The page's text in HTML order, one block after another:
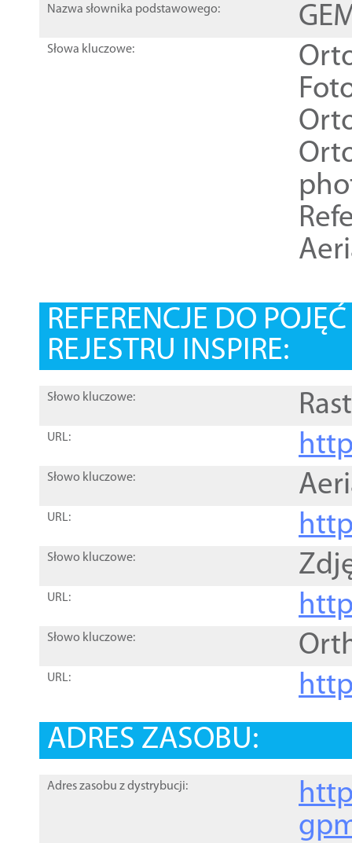
Nazwa słownika podstawowego:
Słowa kluczowe:
REFERENCJE DO
REJESTRU INSPIRE:
Słowo kluczowe:
URL:
Słowo kluczowe:
URL:
Słowo kluczowe:
URL:
Słowo kluczowe:
URL:
ADRES ZASOBU:
Adres zasobu z dystrybucji: